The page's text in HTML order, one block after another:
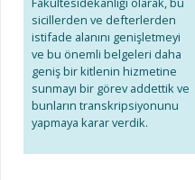
sicillerden ve defterlerden
istifade alanını genişletmeyi
ve bu önemli belgeleri daha
geniş bir kitlenin hizmetine
sunmayı bir görev addettik ve
bunların transkripsiyonunu
yapmaya karar verdik.